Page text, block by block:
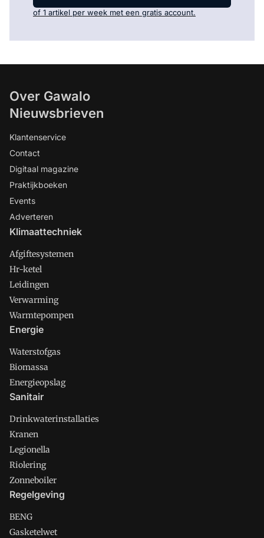
of 1 artikel per week met een gratis account.
Over Gawalo
Nieuwsbrieven
Klantenservice
Contact
Digitaal magazine
Praktijkboeken
Events
Adverteren
Klimaattechniek
Afgiftesystemen
Hr-ketel
Leidingen
Verwarming
Warmtepompen
Energie
Waterstofgas
Biomassa
Energieopslag
Sanitair
Drinkwaterinstallaties
Kranen
Legionella
Riolering
Zonneboiler
Regelgeving
BENG
Gasketelwet